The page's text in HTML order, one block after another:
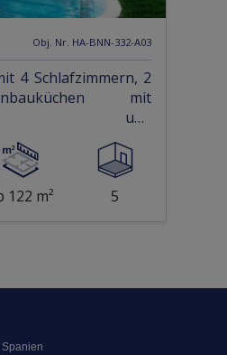
Obj. Nr. HA-BNN-332-A03
4 Schlafzimmern, 2
mit
und
122 m² 5